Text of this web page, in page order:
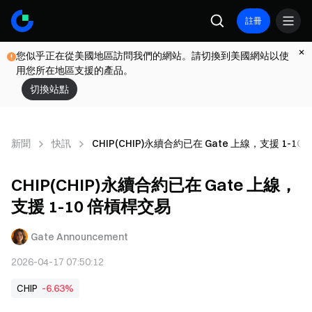
註冊
您似乎正在從美國地區訪問我們的網站。請切換到美國網站以使
用您所在地區支援的產品。
切換站點
新聞 快訊 CHIP(CHIP)永續合約已在 Gate 上線，支援 1-10
CHIP(CHIP)永續合約已在 Gate 上線，
支援 1-10 倍槓桿交易
Gate Announcement
2026-04-17 07:50:12
CHIP -6.63%